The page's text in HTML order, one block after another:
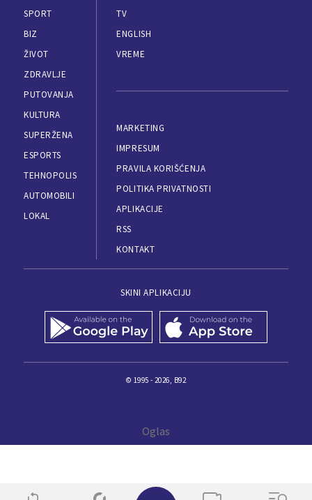
SPORT
BIZ
ŽIVOT
ZDRAVLJE
PUTOVANJA
KULTURA
SUPERŽENA
ESPORTS
TEHNOPOLIS
AUTOMOBILI
LOKAL
TV
ENGLISH
VREME
MARKETING
IMPRESUM
PRAVILA KORIŠĆENJA
POLITIKA PRIVATNOSTI
APLIKACIJE
RSS
KONTAKT
SKINI APLIKACIJU
© 1995 - 2026, B92
✕